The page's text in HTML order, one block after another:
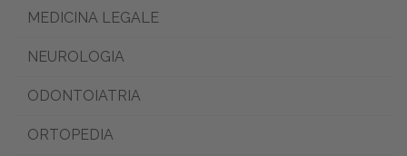
MEDICINA LEGALE
NEUROLOGIA
ODONTOIATRIA
ORTOPEDIA